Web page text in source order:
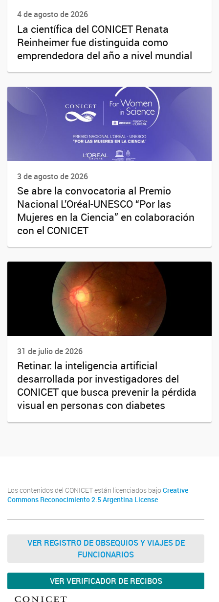
4 de agosto de 2026
La científica del CONICET Renata
Reinheimer fue distinguida como
emprendedora del año a nivel mundial
3 de agosto de 2026
Se abre la convocatoria al Premio
Nacional L’Oréal-UNESCO “Por las
Mujeres en la Ciencia” en colaboración
con el CONICET
31 de julio de 2026
Retinar: la inteligencia artificial
desarrollada por investigadores del
CONICET que busca prevenir la pérdida
visual en personas con diabetes
Los contenidos del CONICET están licenciados bajo Creative
Commons Reconocimiento 2.5 Argentina License
VER REGISTRO DE OBSEQUIOS Y VIAJES DE
FUNCIONARIOS
VER VERIFICADOR DE RECIBOS